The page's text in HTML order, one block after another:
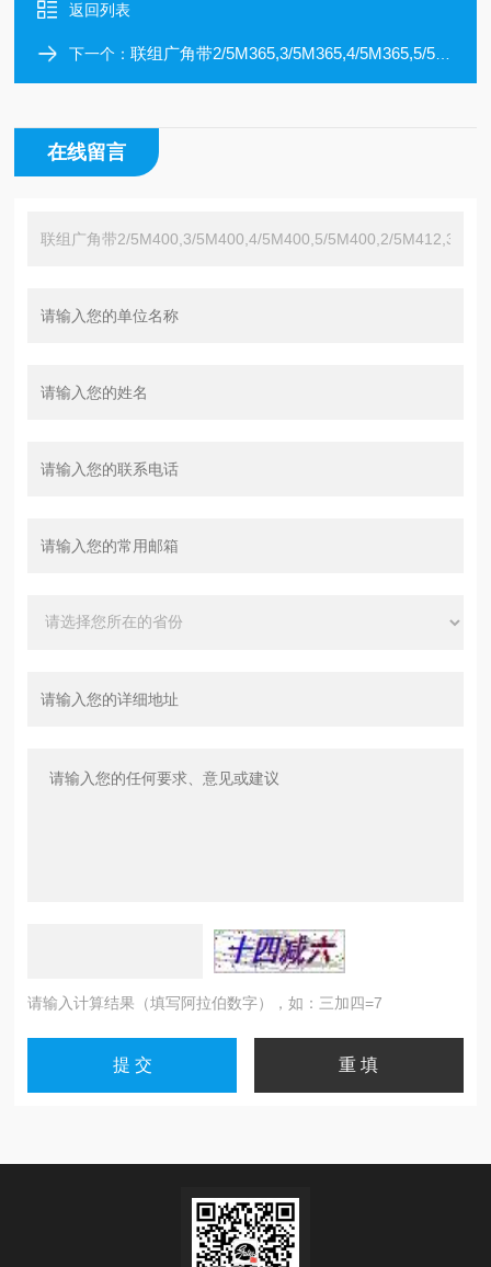
返回列表
下一个：联组广角带2/5M365,3/5M365,4/5M365,5/5M365,2/5M375,3/5M375
在线留言
请输入计算结果（填写阿拉伯数字），如：三加四=7